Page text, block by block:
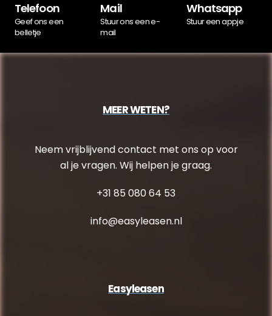
Telefoon
Geef ons een
belletje
Mail
Stuur ons een e-
mail
Whatsapp
Stuur een appje
MEER WETEN?
Neem vrijblijvend contact met ons op voor
al je vragen. Wij helpen je graag.
+31 85 080 64 53
info@easyleasen.nl
Easyleasen